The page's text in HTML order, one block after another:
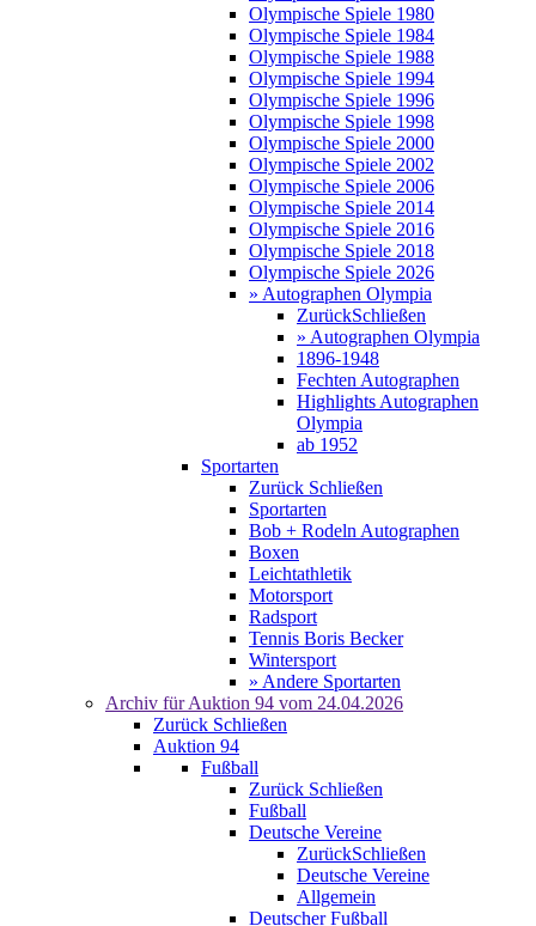
Olympische Spiele 1980
Olympische Spiele 1984
Olympische Spiele 1988
Olympische Spiele 1994
Olympische Spiele 1996
Olympische Spiele 1998
Olympische Spiele 2000
Olympische Spiele 2002
Olympische Spiele 2006
Olympische Spiele 2014
Olympische Spiele 2016
Olympische Spiele 2018
Olympische Spiele 2026
» Autographen Olympia
ZurückSchließen
» Autographen Olympia
1896-1948
Fechten Autographen
Highlights Autographen
Olympia
ab 1952
Sportarten
Zurück Schließen
Sportarten
Bob + Rodeln Autographen
Boxen
Leichtathletik
Motorsport
Radsport
Tennis Boris Becker
Wintersport
» Andere Sportarten
Archiv für Auktion 94 vom 24.04.2026
Zurück Schließen
Auktion 94
Fußball
Zurück Schließen
Fußball
Deutsche Vereine
ZurückSchließen
Deutsche Vereine
Allgemein
Deutscher Fußball